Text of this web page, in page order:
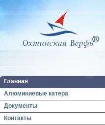
Главная
Алюминиевые катера
Документы
Контакты